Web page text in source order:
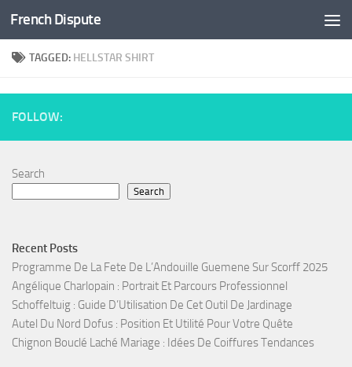
Skip to content
French Dispute
TAGGED: HELLSTAR SHIRT
FOLLOW:
Search
Search
Recent Posts
Programme De La Fete De L’Andouille Guemene Sur Scorff 2025
Angélique Charlopain : Portrait Et Parcours Professionnel
Schoffeltuig : Guide D’Utilisation De Cet Outil De Jardinage
Autel Du Nord Dofus : Position Et Utilité Pour Votre Quête
Chignon Bouclé Laché Mariage : Idées De Coiffures Tendances